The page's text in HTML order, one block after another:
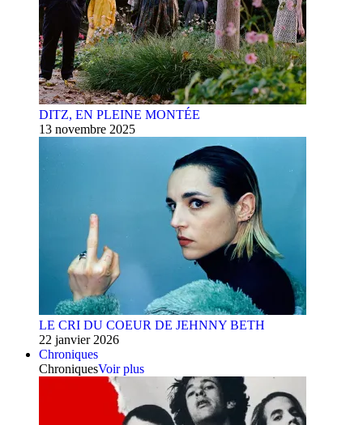
DITZ, EN PLEINE MONTÉE
13 novembre 2025
LE CRI DU COEUR DE JEHNNY BETH
22 janvier 2026
Chroniques
ChroniquesVoir plus